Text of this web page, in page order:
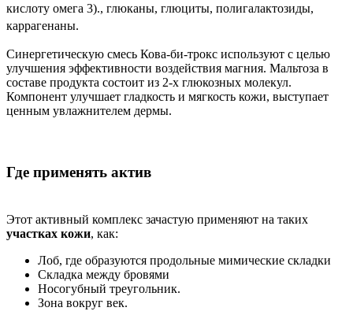
кислоту омега 3)., глюканы, глюциты, полигалактозиды,
каррагенаны.
Синергетическую смесь Кова-би-трокс используют с целью
улучшения эффективности воздействия магния. Мальтоза в
составе продукта состоит из 2-х глюкозных молекул.
Компонент улучшает гладкость и мягкость кожи, выступает
ценным увлажнителем дермы.
Где применять актив
Этот активный комплекс зачастую применяют на таких
участках кожи, как:
Лоб, где образуются продольные мимические складки
Складка между бровями
Носогубный треугольник.
Зона вокруг век.